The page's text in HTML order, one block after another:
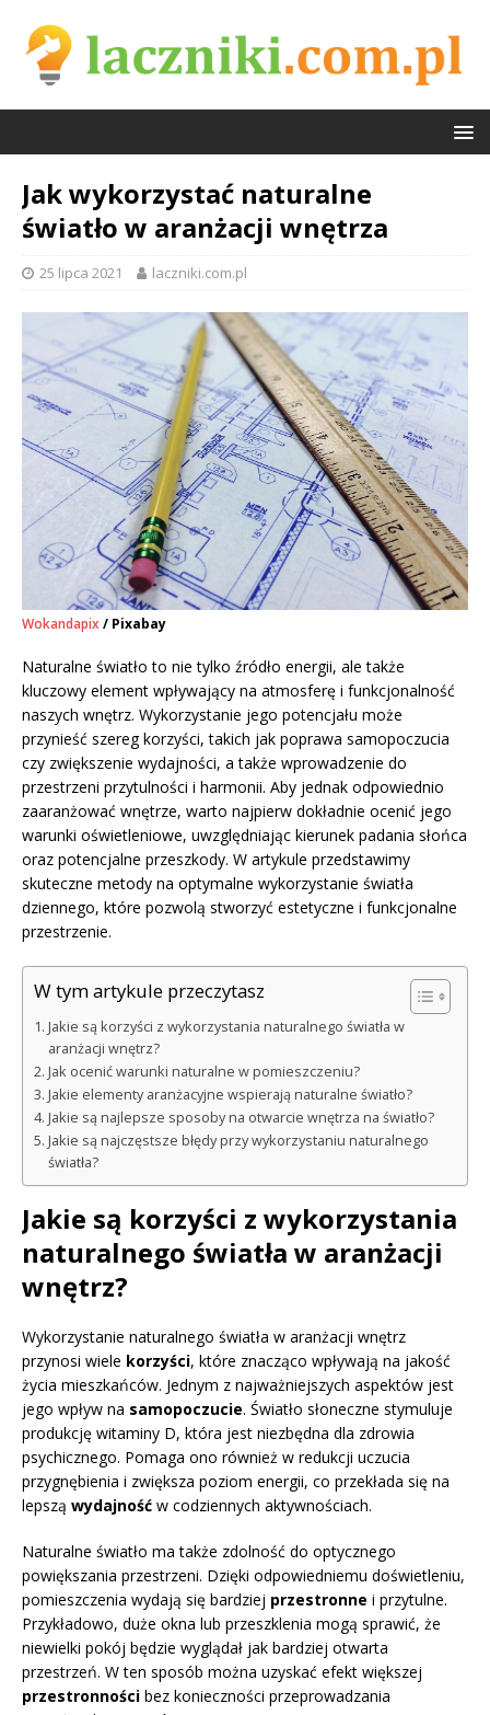
Jak wykorzystać naturalne
światło w aranżacji wnętrza
25 lipca 2021 laczniki.com.pl
Wokandapix/ Pixabay
Naturalne światło to nie tylko źródło energii, ale także
kluczowy element wpływający na atmosferę i funkcjonalność
naszych wnętrz. Wykorzystanie jego potencjału może
przynieść szereg korzyści, takich jak poprawa samopoczucia
czy zwiększenie wydajności, a także wprowadzenie do
przestrzeni przytulności i harmonii. Aby jednak odpowiednio
zaaranżować wnętrze, warto najpierw dokładnie ocenić jego
warunki oświetleniowe, uwzględniając kierunek padania słońca
oraz potencjalne przeszkody. W artykule przedstawimy
skuteczne metody na optymalne wykorzystanie światła
dziennego, które pozwolą stworzyć estetyczne i funkcjonalne
przestrzenie.
W tym artykule przeczytasz
Jakie są korzyści z wykorzystania naturalnego światła w
aranżacji wnętrz?
Jak ocenić warunki naturalne w pomieszczeniu?
Jakie elementy aranżacyjne wspierają naturalne światło?
Jakie są najlepsze sposoby na otwarcie wnętrza na światło?
Jakie są najczęstsze błędy przy wykorzystaniu naturalnego
światła?
Jakie są korzyści z wykorzystania
naturalnego światła w aranżacji
wnętrz?
Wykorzystanie naturalnego światła w aranżacji wnętrz
przynosi wiele korzyści, które znacząco wpływają na jakość
życia mieszkańców. Jednym z najważniejszych aspektów jest
jego wpływ na samopoczucie. Światło słoneczne stymuluje
produkcję witaminy D, która jest niezbędna dla zdrowia
psychicznego. Pomaga ono również w redukcji uczucia
przygnębienia i zwiększa poziom energii, co przekłada się na
lepszą wydajność w codziennych aktywnościach.
Naturalne światło ma także zdolność do optycznego
powiększania przestrzeni. Dzięki odpowiedniemu doświetleniu,
pomieszczenia wydają się bardziej przestronne i przytulne.
Przykładowo, duże okna lub przeszklenia mogą sprawić, że
niewielki pokój będzie wyglądał jak bardziej otwarta
przestrzeń. W ten sposób można uzyskać efekt większej
przestronności bez konieczności przeprowadzania